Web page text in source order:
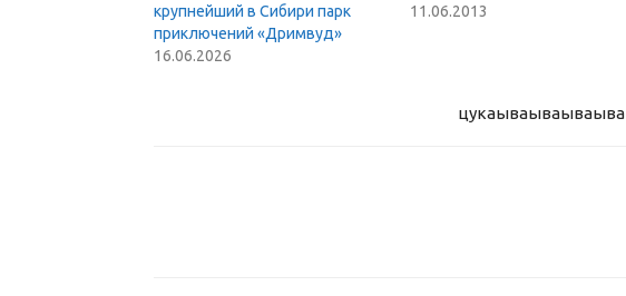
крупнейший в Сибири парк
приключений «Дримвуд»
16.06.2026
11.06.2013
цукаываываываыва